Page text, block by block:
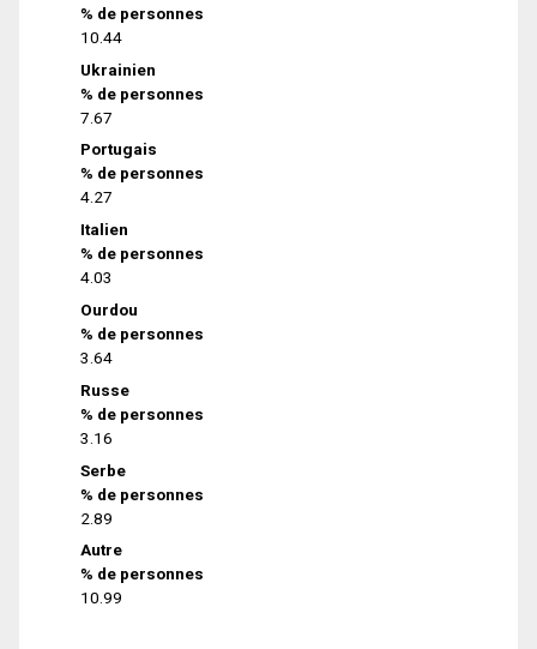
% de personnes
10.44
Ukrainien
% de personnes
7.67
Portugais
% de personnes
4.27
Italien
% de personnes
4.03
Ourdou
% de personnes
3.64
Russe
% de personnes
3.16
Serbe
% de personnes
2.89
Autre
% de personnes
10.99